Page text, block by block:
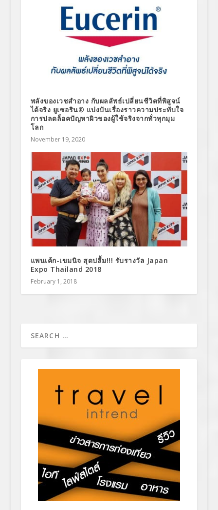
พลังของเวชสำอาง กับผลลัพธ์เปลี่ยนชีวิตที่พิสูจน์
ได้จริง ยูเซอริน® แบ่งปันเรื่องราวความประทับใจ
การปลดล็อคปัญหาผิวของผู้ใช้จริงจากทั่วทุกมุม
โลก
November 19, 2020
แพนเค้ก-เขมนิจ สุดปลื้ม!!! รับรางวัล Japan
Expo Thailand 2018
February 1, 2018